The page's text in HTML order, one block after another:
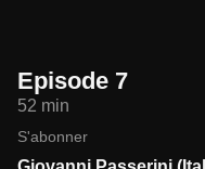
Episode 7
52 min
S'abonner